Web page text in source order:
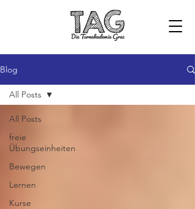
Blog
All Posts
freie
Übungseinheiten
Bewegen
Lernen
Kurse
All Posts